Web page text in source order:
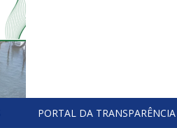
PORTAL DA TRANSPARÊNCIA